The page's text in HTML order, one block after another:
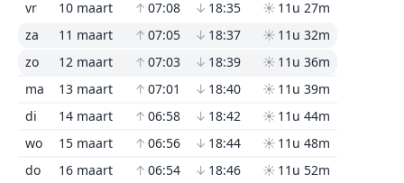
vr 10 maart ↑ 07:08 ↓ 18:35 ☀ 11u 27m
za
11 maart ↑ 07:05 ↓ 18:37 ☀ 11u 32m
zo
12 maart ↑ 07:03 ↓ 18:39 ☀ 11u 36m
ma
13 maart ↑ 07:01 ↓ 18:40 ☀ 11u 39m
di
14 maart ↑ 06:58 ↓ 18:42 ☀ 11u 44m
wo
15 maart ↑ 06:56 ↓ 18:44 ☀ 11u 48m
do
16 maart ↑ 06:54 ↓ 18:46 ☀ 11u 52m